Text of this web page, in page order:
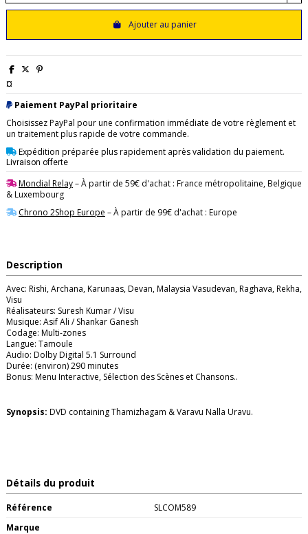
Ajouter au panier
¤
Paiement PayPal prioritaire
Choisissez PayPal pour une confirmation immédiate de votre règlement et
un traitement plus rapide de votre commande.
Expédition préparée plus rapidement après validation du paiement.
Livraison offerte
Mondial Relay– À partir de 59€ d'achat : France métropolitaine, Belgique
& Luxembourg
Chrono 2Shop Europe – À partir de 99€ d'achat : Europe
Description
Avec: Rishi, Archana, Karunaas, Devan, Malaysia Vasudevan, Raghava, Rekha,
Visu
Réalisateurs: Suresh Kumar / Visu
Musique: Asif Ali / Shankar Ganesh
Codage: Multi-zones
Langue: Tamoule
Audio: Dolby Digital 5.1 Surround
Durée: (environ) 290 minutes
Bonus: Menu Interactive, Sélection des Scènes et Chansons..
Synopsis: DVD containing Thamizhagam & Varavu Nalla Uravu.
Détails du produit
Référence
SLCOM589
Marque